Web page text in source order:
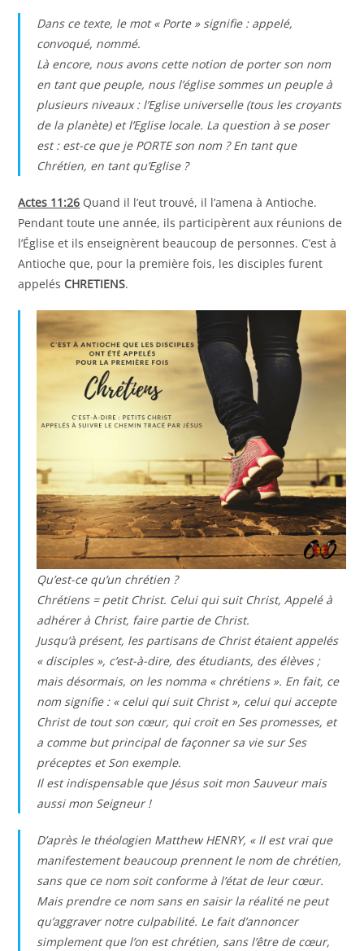
Dans ce texte, le mot « Porte » signifie : appelé,
convoqué, nommé.
Là encore, nous avons cette notion de porter son nom
en tant que peuple, nous l’église sommes un peuple à
plusieurs niveaux : l’Eglise universelle (tous les croyants
de la planète) et l’Eglise locale. La question à se poser
est : est-ce que je PORTE son nom ? En tant que
Chrétien, en tant qu’Eglise ?
Actes 11:26 Quand il l’eut trouvé, il l’amena à Antioche.
Pendant toute une année, ils participèrent aux réunions de
l’Église et ils enseignèrent beaucoup de personnes. C’est à
Antioche que, pour la première fois, les disciples furent
appelés CHRETIENS.
Qu’est-ce qu’un chrétien ?
Chrétiens = petit Christ. Celui qui suit Christ, Appelé à
adhérer à Christ, faire partie de Christ.
Jusqu’à présent, les partisans de Christ étaient appelés
« disciples », c’est-à-dire, des étudiants, des élèves ;
mais désormais, on les nomma « chrétiens ». En fait, ce
nom signifie : « celui qui suit Christ », celui qui accepte
Christ de tout son cœur, qui croit en Ses promesses, et
a comme but principal de façonner sa vie sur Ses
préceptes et Son exemple.
Il est indispensable que Jésus soit mon Sauveur mais
aussi mon Seigneur !
D’après le théologien Matthew HENRY, « Il est vrai que
manifestement beaucoup prennent le nom de chrétien,
sans que ce nom soit conforme à l’état de leur cœur.
Mais prendre ce nom sans en saisir la réalité ne peut
qu’aggraver notre culpabilité. Le fait d’annoncer
simplement que l’on est chrétien, sans l’être de cœur,